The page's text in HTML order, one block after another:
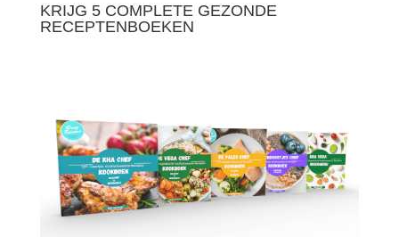
KRIJG 5 COMPLETE GEZONDE
RECEPTENBOEKEN